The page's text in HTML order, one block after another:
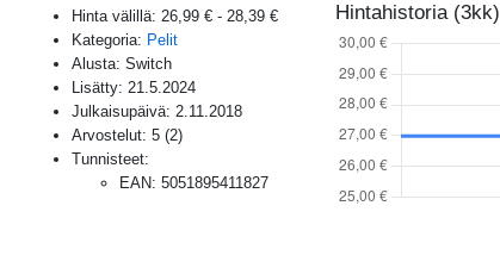
Hinta välillä: 26,99 € - 28,39 €
Kategoria: Pelit
Alusta: Switch
Lisätty: 21.5.2024
Julkaisupäivä: 2.11.2018
Arvostelut: 5 (2)
Tunnisteet:
EAN: 5051895411827
Hintahistoria (3kk)